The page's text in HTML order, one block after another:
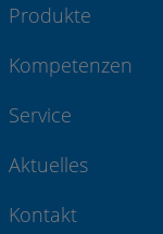
Produkte
Kompetenzen
Service
Aktuelles
Kontakt